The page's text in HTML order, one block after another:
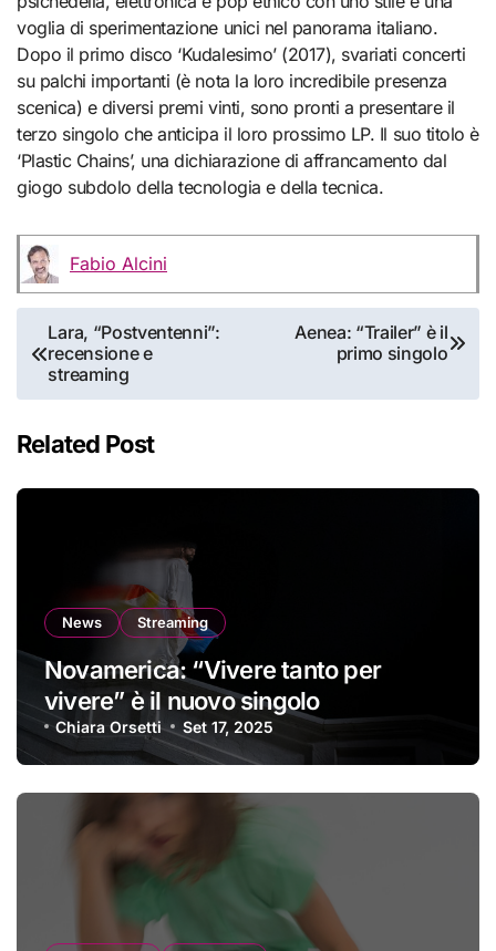
voglia di sperimentazione unici nel panorama italiano.
Dopo il primo disco ‘Kudalesimo’ (2017), svariati concerti
su palchi importanti (è nota la loro incredibile presenza
scenica) e diversi premi vinti, sono pronti a presentare il
terzo singolo che anticipa il loro prossimo LP. Il suo titolo è
‘Plastic Chains’, una dichiarazione di affrancamento dal
giogo subdolo della tecnologia e della tecnica.
Fabio Alcini
Navigazione
articoli
Lara, “Postventenni”:
recensione e
streaming
Aenea: “Trailer” è il
primo singolo
Related Post
News Streaming
Novamerica: “Vivere tanto per
vivere” è il nuovo singolo
Chiara Orsetti Set 17, 2025